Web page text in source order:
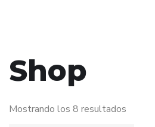
Shop
Mostrando los 8 resultados